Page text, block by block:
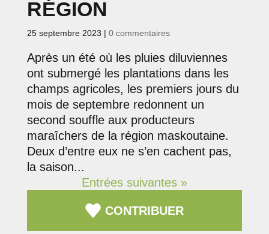
RÉGION
25 septembre 2023 | 0 commentaires
Après un été où les pluies diluviennes
ont submergé les plantations dans les
champs agricoles, les premiers jours du
mois de septembre redonnent un
second souffle aux producteurs
maraîchers de la région maskoutaine.
Deux d’entre eux ne s’en cachent pas,
la saison...
Entrées suivantes »
CONTRIBUER